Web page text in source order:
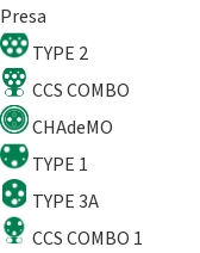
Presa
TYPE 2
CCS COMBO
CHAdeMO
TYPE 1
TYPE 3A
CCS COMBO 1